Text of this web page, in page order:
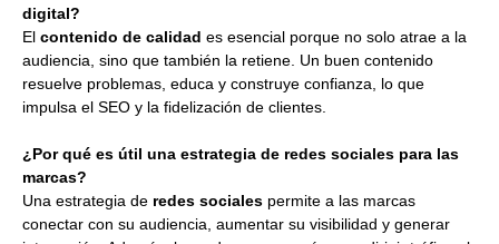
digital?
El contenido de calidad es esencial porque no solo atrae a la
audiencia, sino que también la retiene. Un buen contenido
resuelve problemas, educa y construye confianza, lo que
impulsa el SEO y la fidelización de clientes.
¿Por qué es útil una estrategia de redes sociales para las
marcas?
Una estrategia de redes sociales permite a las marcas
conectar con su audiencia, aumentar su visibilidad y generar